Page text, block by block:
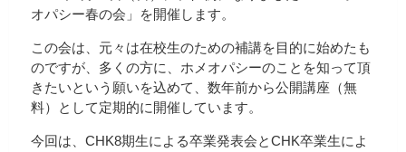
オパシー春の会」を開催します。
この会は、元々は在校生のための補講を目的に始めたも
のですが、多くの方に、ホメオパシーのことを知って頂
きたいという願いを込めて、数年前から公開講座（無
料）として定期的に開催しています。
今回は、CHK8期生による卒業発表会とCHK卒業生によ